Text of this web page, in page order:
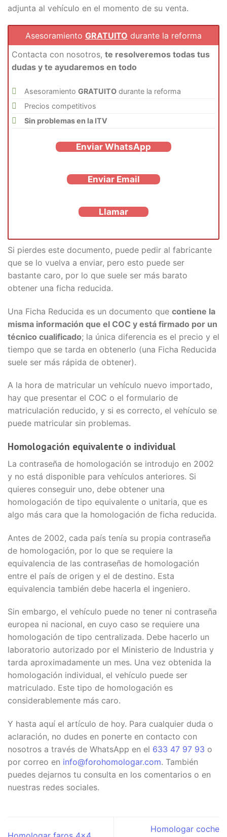
adjunta al vehículo en el momento de su venta.
Asesoramiento GRATUITO durante la reforma
Contacta con nosotros,te resolveremos todas tus
dudas y te ayudaremos en todo
AsesoramientoGRATUITO durante la reforma
Precios competitivos
Sin problemas en la ITV
Enviar WhatsApp
Enviar Email
Llamar
Si pierdes este documento, puede pedir al fabricante
que se lo vuelva a enviar, pero esto puede ser
bastante caro, por lo que suele ser más barato
obtener una ficha reducida.
Una Ficha Reducida es un documento que contiene la
misma información que el COC y está firmado por un
técnico cualificado; la única diferencia es el precio y el
tiempo que se tarda en obtenerlo (una Ficha Reducida
suele ser más rápida de obtener).
A la hora de matricular un vehículo nuevo importado,
hay que presentar el COC o el formulario de
matriculación reducido, y si es correcto, el vehículo se
puede matricular sin problemas.
Homologación equivalente o individual
La contraseña de homologación se introdujo en 2002
y no está disponible para vehículos anteriores. Si
quieres conseguir uno, debe obtener una
homologación de tipo equivalente o unitaria, que es
algo más cara que la homologación de ficha reducida.
Antes de 2002, cada país tenía su propia contraseña
de homologación, por lo que se requiere la
equivalencia de las contraseñas de homologación
entre el país de origen y el de destino. Esta
equivalencia también debe hacerla el ingeniero.
Sin embargo, el vehículo puede no tener ni contraseña
europea ni nacional, en cuyo caso se requiere una
homologación de tipo centralizada. Debe hacerlo un
laboratorio autorizado por el Ministerio de Industria y
tarda aproximadamente un mes. Una vez obtenida la
homologación individual, el vehículo puede ser
matriculado. Este tipo de homologación es
considerablemente más caro.
Y hasta aquí el artículo de hoy. Para cualquier duda o
aclaración, no dudes en ponerte en contacto con
nosotros a través de WhatsApp en el 633 47 97 93 o
por correo en info@forohomologar.com. También
puedes dejarnos tu consulta en los comentarios o en
nuestras redes sociales.
Homologar coche